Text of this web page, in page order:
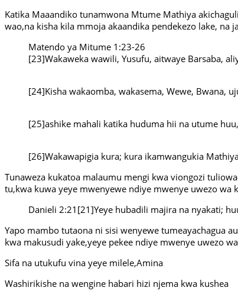
Katika Maaandiko tunamwona Mtume Mathiya
wao,na kisha kila mmoja akaandika pendekezo lake,
Matendo ya Mitume 1:23-26
[23]Wakaweka wawili, Yusufu, aitwaye Barsaba,
[24]Kisha wakaomba, wakasema, Wewe, Bwana,
[25]ashike mahali katika huduma hii na utume
[26]Wakawapigia kura; kura ikamwangukia
Tunaweza kukatoa malaumu mengi kwa viongozi
tu,kwa kuwa yeye mwenyewe ndiye mwenye uwezo
Danieli 2:21[21]Yeye hubadili majira na nyakati;
Yapo mambo tutaona ni sisi wenyewe tumeayachagua
kwa makusudi yake,yeye pekee ndiye mwenye uwezo
Sifa na utukufu vina yeye milele,Amina
Washirikishe na wengine habari hizi njema kwa kushea